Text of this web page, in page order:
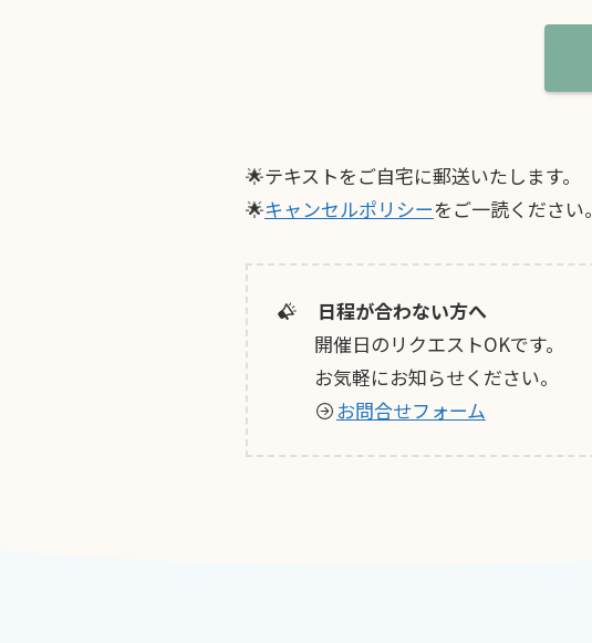
🌟テキストをご自宅に郵送いたします。
🌟キャンセルポリシーをご一読ください。
日程が合わない方へ
開催日のリクエストOKです。
お気軽にお知らせください。
お問合せフォーム